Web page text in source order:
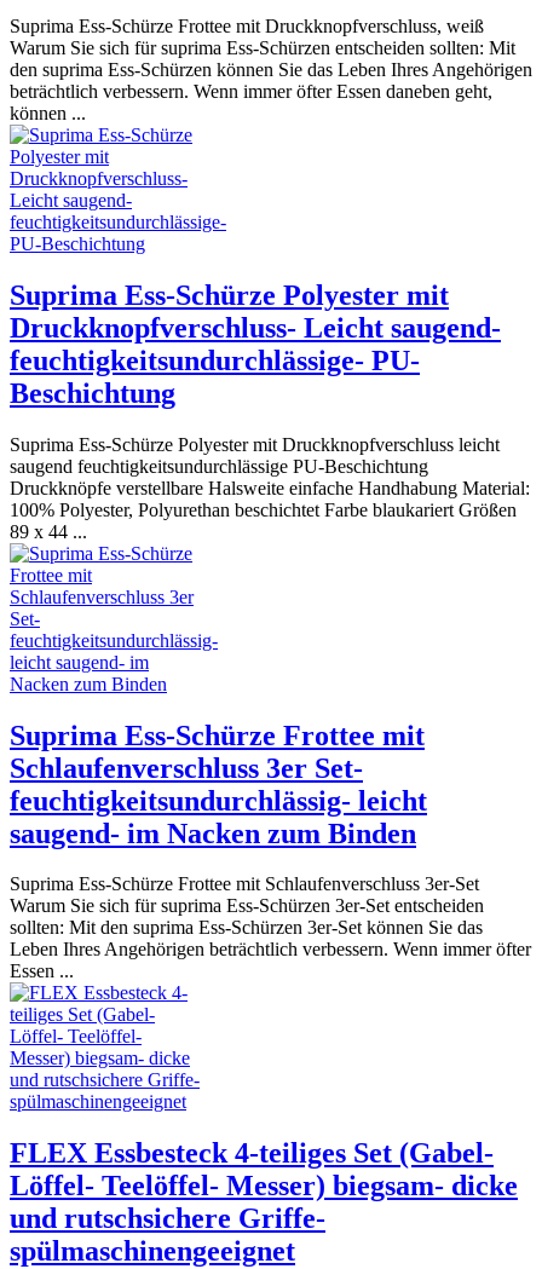
Suprima Ess-Schürze Frottee mit Druckknopfverschluss, weiß
Warum Sie sich für suprima Ess-Schürzen entscheiden sollten: Mit
den suprima Ess-Schürzen können Sie das Leben Ihres Angehörigen
beträchtlich verbessern. Wenn immer öfter Essen daneben geht,
können ...
Suprima Ess-Schürze Polyester mit
Druckknopfverschluss- Leicht saugend-
feuchtigkeitsundurchlässige- PU-
Beschichtung
Suprima Ess-Schürze Polyester mit Druckknopfverschluss leicht
saugend feuchtigkeitsundurchlässige PU-Beschichtung
Druckknöpfe verstellbare Halsweite einfache Handhabung Material:
100% Polyester, Polyurethan beschichtet Farbe blaukariert Größen
89 x 44 ...
Suprima Ess-Schürze Frottee mit
Schlaufenverschluss 3er Set-
feuchtigkeitsundurchlässig- leicht
saugend- im Nacken zum Binden
Suprima Ess-Schürze Frottee mit Schlaufenverschluss 3er-Set
Warum Sie sich für suprima Ess-Schürzen 3er-Set entscheiden
sollten: Mit den suprima Ess-Schürzen 3er-Set können Sie das
Leben Ihres Angehörigen beträchtlich verbessern. Wenn immer öfter
Essen ...
FLEX Essbesteck 4-teiliges Set (Gabel-
Löffel- Teelöffel- Messer) biegsam- dicke
und rutschsichere Griffe-
spülmaschinengeeignet